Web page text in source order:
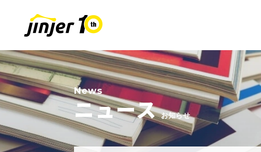
COMPANY 会社概要
Leaders Statement
SUSTAINABILITY
MOVE ON PROJECT
RECRUIT 採用情報
新卒採用 中途採用
News
ニュース お知らせ